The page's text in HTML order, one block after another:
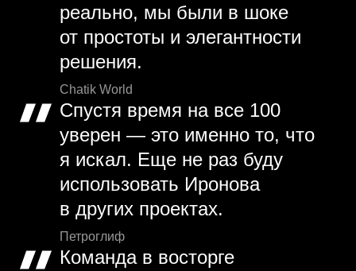
реально, мы были в шоке
от простоты и элегантности
решения.
Chatik World
Спустя время на все 100
уверен — это именно то, что
я искал. Еще не раз буду
использовать Иронова
в других проектах.
Петроглиф
Команда в восторге